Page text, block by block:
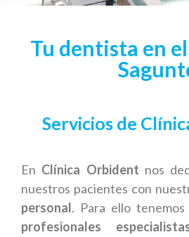
Tu dentista en
Servicios de
En Clínica Orbident nos
nuestros pacientes con
personal. Para ello
profesionales